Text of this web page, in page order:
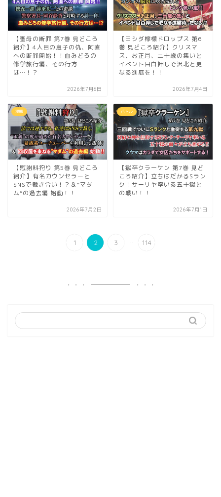
【聖母の断罪 第7巻 見どころ
紹介】4人目の息子の仇、阿直
への断罪開始！！血みどろの
修学旅行編、その行方
は…！？
2026年7月6日
【ヨシダ檸檬ドロップス 第6
巻 見どころ紹介】クリスマ
ス、お正月、二十歳の集いと
イベント目白押しで沢北と更
なる進展を！！
2026年7月4日
漫画
【慰謝料狩り 第5巻 見どころ
紹介】有名カウンセラーと
SNSで裁き合い！？＆“マダ
ム”の過去編 始動！！
2026年7月2日
バトル
【獄卒クラーケン 第7巻 見ど
ころ紹介】立ちはだかるSラン
ク！サーリヤ率いる五十獄と
の戦い！！
2026年7月1日
1 2 3 ... 114